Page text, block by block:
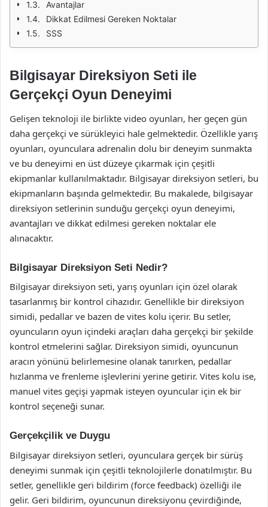
Avantajlar
Dikkat Edilmesi Gereken Noktalar
SSS
Bilgisayar Direksiyon Seti ile
Gerçekçi Oyun Deneyimi
Gelişen teknoloji ile birlikte video oyunları, her geçen gün
daha gerçekçi ve sürükleyici hale gelmektedir. Özellikle yarış
oyunları, oyunculara adrenalin dolu bir deneyim sunmakta
ve bu deneyimi en üst düzeye çıkarmak için çeşitli
ekipmanlar kullanılmaktadır. Bilgisayar direksiyon setleri, bu
ekipmanların başında gelmektedir. Bu makalede, bilgisayar
direksiyon setlerinin sunduğu gerçekçi oyun deneyimi,
avantajları ve dikkat edilmesi gereken noktalar ele
alınacaktır.
Bilgisayar Direksiyon Seti Nedir?
Bilgisayar direksiyon seti, yarış oyunları için özel olarak
tasarlanmış bir kontrol cihazıdır. Genellikle bir direksiyon
simidi, pedallar ve bazen de vites kolu içerir. Bu setler,
oyuncuların oyun içindeki araçları daha gerçekçi bir şekilde
kontrol etmelerini sağlar. Direksiyon simidi, oyuncunun
aracın yönünü belirlemesine olanak tanırken, pedallar
hızlanma ve frenleme işlevlerini yerine getirir. Vites kolu ise,
manuel vites geçişi yapmak isteyen oyuncular için ek bir
kontrol seçeneği sunar.
Gerçekçilik ve Duygu
Bilgisayar direksiyon setleri, oyunculara gerçek bir sürüş
deneyimi sunmak için çeşitli teknolojilerle donatılmıştır. Bu
setler, genellikle geri bildirim (force feedback) özelliği ile
gelir. Geri bildirim, oyuncunun direksiyonu çevirdiğinde,